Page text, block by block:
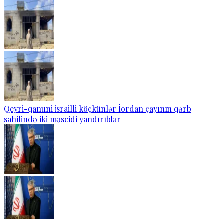
Qeyri-qanuni israilli köçkünlər İordan çayının qərb
sahilində iki məscidi yandırıblar